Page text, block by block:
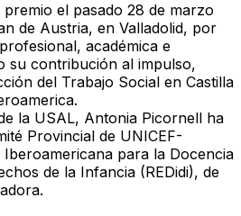
el pasado 28 de marzo
de Austria, en Valladolid, por
académica e
su contribución al impulso,
del Trabajo Social en Castilla
la USAL, Antonia Picornell ha
Provincial de UNICEF-
Iberoamericana para la Docencia
de la Infancia (REDidi), de